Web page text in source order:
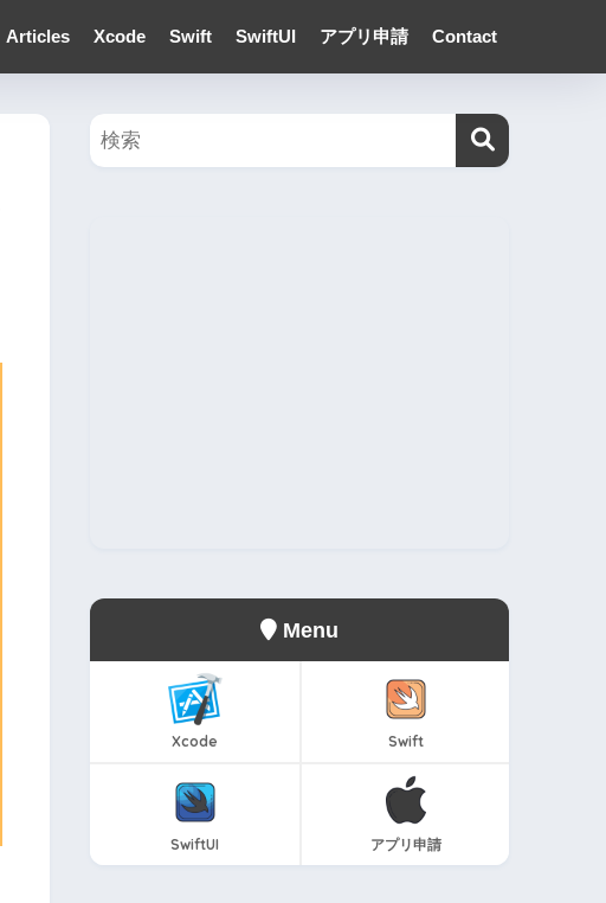
Articles Xcode Swift SwiftUI アプリ申請 Contact
Menu
Xcode Swift
SwiftUI アプリ申請